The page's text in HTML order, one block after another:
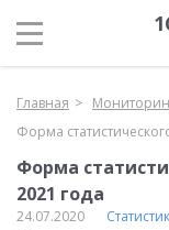
Главная
Форма
Форма
2021 года
24.07.2020